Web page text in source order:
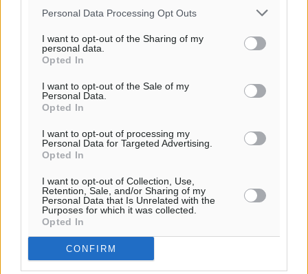
Personal Data Processing Opt Outs
I want to opt-out of the Sharing of my
personal data.
Opted In
I want to opt-out of the Sale of my
Personal Data.
Opted In
I want to opt-out of processing my
Personal Data for Targeted Advertising.
Opted In
I want to opt-out of Collection, Use,
Retention, Sale, and/or Sharing of my
Personal Data that Is Unrelated with the
Purposes for which it was collected.
Opted In
CONFIRM
Η Meridiam ξεκλειδώνει τις έρευνες βυθού στη
θαλάσσια περιοχή Κάσου και Καρπάθου
Τοπικές Ειδήσεις• πριν 10 ώρες
Παρουσίαση βιβλίου του Α. Χατζημιχαήλ – Τιμητική
εκδήλωση για τους αυτοδιοικητικούς της Κω
Πολιτιστικά
Εγκρίθηκε η ηλεκτρική διασύνδεση Ρόδου και Κω